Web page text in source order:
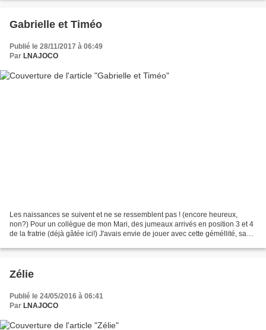
Gabrielle et Timéo
Publié le 28/11/2017 à 06:49
Par LNAJOCO
Les naissances se suivent et ne se ressemblent pas ! (encore heureux,
non?) Pour un collègue de mon Mari, des jumeaux arrivés en position 3 et 4
de la fratrie (déjà gâtée ici!) J'avais envie de jouer avec cette géméllité, sans
Zélie
Publié le 24/05/2016 à 06:41
Par LNAJOCO